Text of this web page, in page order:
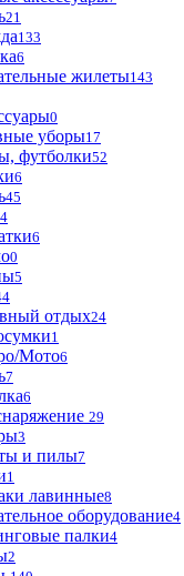
21
133
6
жилеты143
0
уборы17
футболки52
6
45
4
6
0
5
отдых24
1
Мото6
7
6
29
3
и пилы7
1
лавинные8
оборудование4
палки4
2